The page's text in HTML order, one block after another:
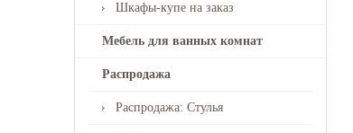
Шкафы-купе на заказ
Мебель для ванных комнат
Распродажа
Распродажа: Стулья